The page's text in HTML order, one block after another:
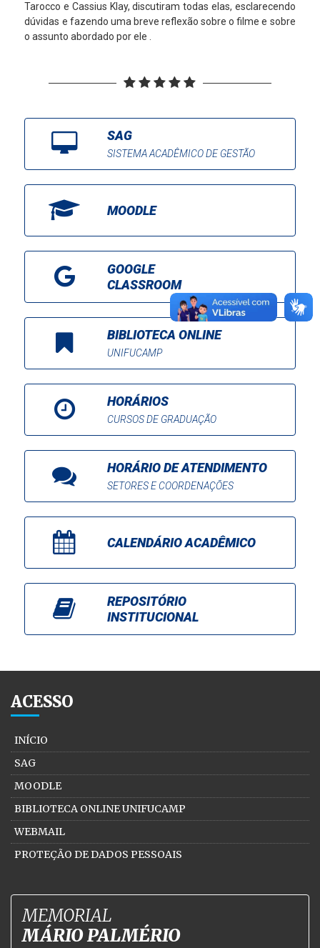
Tarocco e Cassius Klay, discutiram todas elas, esclarecendo
dúvidas e fazendo uma breve reflexão sobre o filme e sobre
o assunto abordado por ele .
SAG
SISTEMA ACADÊMICO DE GESTÃO
MOODLE
GOOGLE
CLASSROOM
BIBLIOTECA ONLINE
UNIFUCAMP
HORÁRIOS
CURSOS DE GRADUAÇÃO
HORÁRIO DE ATENDIMENTO
SETORES E COORDENAÇÕES
CALENDÁRIO ACADÊMICO
REPOSITÓRIO
INSTITUCIONAL
ACESSO
INÍCIO
SAG
MOODLE
BIBLIOTECA ONLINE UNIFUCAMP
WEBMAIL
PROTEÇÃO DE DADOS PESSOAIS
MEMORIAL
MÁRIO PALMÉRIO